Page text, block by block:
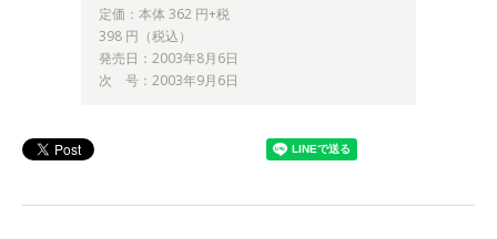
定価：本体 362 円+税
398 円（税込）
発売日：2003年8月6日
次 号：2003年9月6日